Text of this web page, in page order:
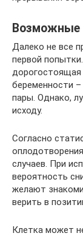
Возможные
Далеко не все
первой
дорогостоящая
беременности
пары. Однако,
исходу.
Согласно
случаев. При
вероятность
желают
верить в
Клетка может